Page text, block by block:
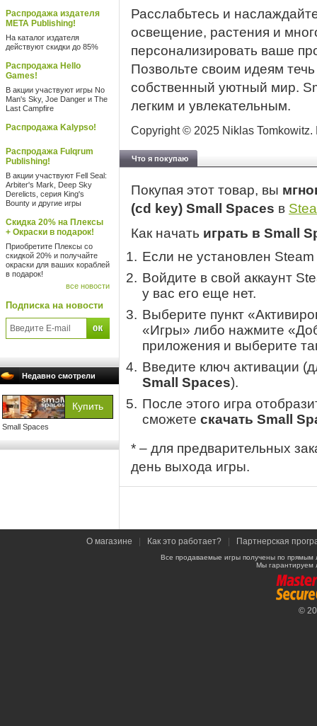
Распродажа издателя
META Publishing!
На каталог издателя
действуют скидки до 85%
Распродажа Hello
Games!
В акции участвуют игры No
Man's Sky, Joe Danger и The
Last Campfire
Распродажа Kalypso!
Распродажа Fulqrum
Publishing!
В акции участвуют Fell Seal:
Arbiter's Mark, Deep Sky
Derelicts, серия King's
Bounty и другие игры
Скидка 20% на Плексы
+ Окраски в подарок!
Приобретите Плексы со
скидкой 20% и получайте
окраски для ваших кораблей
в подарок!
все новости
Подписка на новости
Недавно смотрели
Small Spaces
Расслабьтесь и
освещение, растения и
персонализировать ваше
Позвольте своим идеям
собственный уютный мир.
легким и увлекательным.
Copyright © 2025 Niklas
Что я покупаю
Покупая этот товар, вы
(cd key) Small Spaces в
Как начать играть в Small
Если не установлен
Войдите в свой аккаунт
у вас его еще нет.
Выберите пункт
«Игры» либо нажмите
приложения и выберите
Введите ключ активации
Small Spaces).
После этого игра
сможете скачать Small
* – для предварительных
день выхода игры.
О магазине Как это работает? Партнерская
Все продаваемые игры получены по
Мы гарантируем
©